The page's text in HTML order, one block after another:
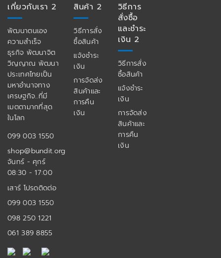
เกี่ยวกับเรา 2
พัฒนาตนเอง
ความสำเร็จ
ธุรกิจ พัฒนาจิต
วิญญาณ พัฒนา
ประเทศไทยเป็น
มหาอำนาจทาง
เศรษฐกิจ..ที่มี
เมตตามากที่สุด
ในโลก
099 003 1550
shop@bundit.org
จันทร์ - ศุกร์
08:30 - 17:00
เสาร์ โปรดติดต่อ
099 003 1550
098 250 1221
061 389 8855
สินค้า 2
วิธีการสั่ง
ซื้อสินค้า
แจ้งชำระ
เงิน
การจัดส่ง
สินค้าและ
การคืน
เงิน
วิธีการ
สั่งซื้อ
และชำระ
เงิน 2
วิธีการสั่ง
ซื้อสินค้า
แจ้งชำระ
เงิน
การจัดส่ง
สินค้าและ
การคืน
เงิน